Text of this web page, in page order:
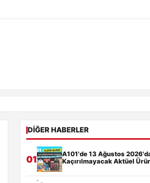
DIĞER HABERLER
01
A101'de 13 Ağustos
Kaçırılmayacak Aktüel